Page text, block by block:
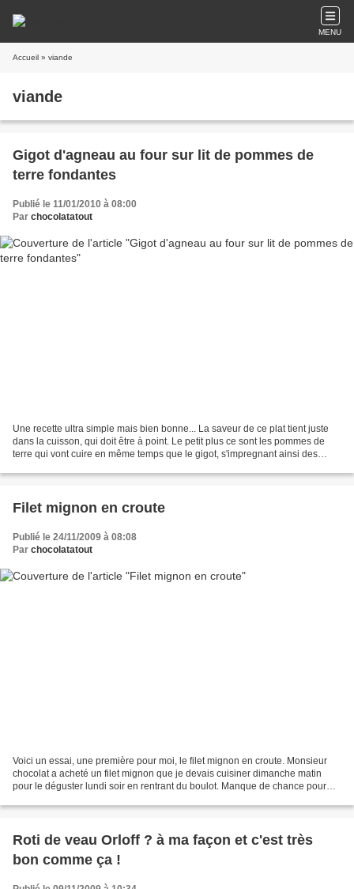
MENU
Accueil » viande
viande
Gigot d'agneau au four sur lit de pommes de
terre fondantes
Publié le 11/01/2010 à 08:00
Par chocolatatout
Une recette ultra simple mais bien bonne... La saveur de ce plat tient juste
dans la cuisson, qui doit être à point. Le petit plus ce sont les pommes de
terre qui vont cuire en même temps que le gigot, s'impregnant ainsi des
Filet mignon en croute
Publié le 24/11/2009 à 08:08
Par chocolatatout
Voici un essai, une première pour moi, le filet mignon en croute. Monsieur
chocolat a acheté un filet mignon que je devais cuisiner dimanche matin
pour le déguster lundi soir en rentrant du boulot. Manque de chance pour
Roti de veau Orloff ? à ma façon et c'est très
bon comme ça !